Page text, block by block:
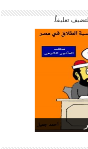
تعليقاً.